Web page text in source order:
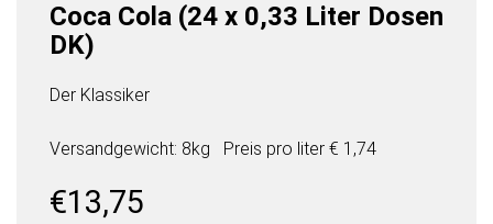
Coca Cola (24 x 0,33 Liter Dosen
DK)
Der Klassiker
Versandgewicht: 8kg Preis pro liter € 1,74
€13,75